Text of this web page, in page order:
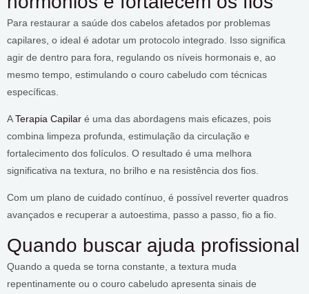
Para restaurar a saúde dos cabelos afetados por problemas
capilares, o ideal é adotar um protocolo integrado. Isso significa
agir de dentro para fora, regulando os níveis hormonais e, ao
mesmo tempo, estimulando o couro cabeludo com técnicas
específicas.
ATerapia Capilar é uma das abordagens mais eficazes, pois
combina limpeza profunda, estimulação da circulação e
fortalecimento dos folículos. O resultado é uma melhora
significativa na textura, no brilho e na resistência dos fios.
Com um plano de cuidado contínuo, é possível reverter quadros
avançados e recuperar a autoestima, passo a passo, fio a fio.
Quando buscar ajuda profissional
Quando a queda se torna constante, a textura muda
repentinamente ou o couro cabeludo apresenta sinais de